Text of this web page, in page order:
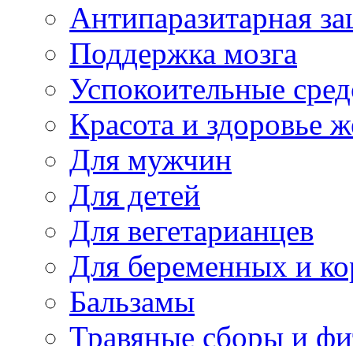
Антипаразитарная
Поддержка мозга
Успокоительные
Красота и здоровье
Для мужчин
Для детей
Для вегетарианцев
Для беременных и
Бальзамы
Травяные сборы и